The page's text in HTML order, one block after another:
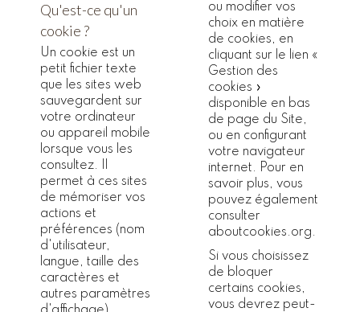
Qu'est-ce qu'un
cookie ?
Un cookie est un
petit fichier texte
que les sites web
sauvegardent sur
votre ordinateur
ou appareil mobile
lorsque vous les
consultez. Il
permet à ces sites
de mémoriser vos
actions et
préférences (nom
d'utilisateur,
langue, taille des
caractères et
autres paramètres
ou modifier vos
choix en matière
de cookies, en
cliquant sur le lien «
Gestion des
cookies »
disponible en bas
de page du Site,
ou en configurant
votre navigateur
internet. Pour en
savoir plus, vous
pouvez également
consulter
aboutcookies.org.
Si vous choisissez
de bloquer
certains cookies,
vous devrez peut-